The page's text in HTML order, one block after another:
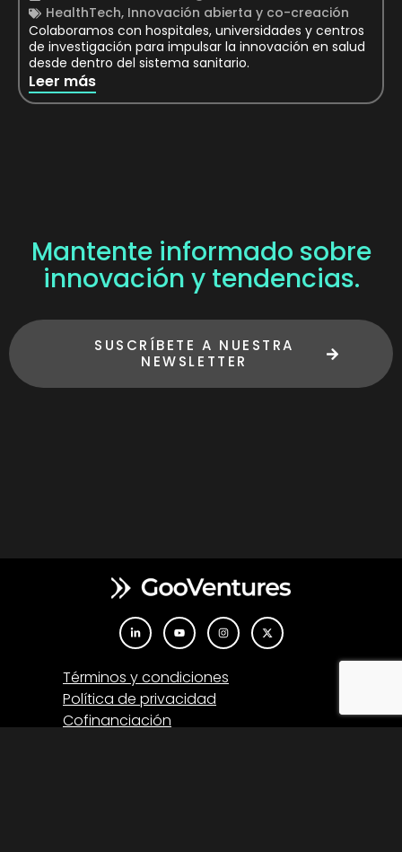
HealthTech, Innovación abierta y co-creación
Colaboramos con hospitales, universidades y centros
de investigación para impulsar la innovación en salud
desde dentro del sistema sanitario.
Leer más
Mantente informado sobre
innovación y tendencias.
SUSCRÍBETE A NUESTRA
NEWSLETTER
Términos y condiciones
Política de privacidad
Cofinanciación